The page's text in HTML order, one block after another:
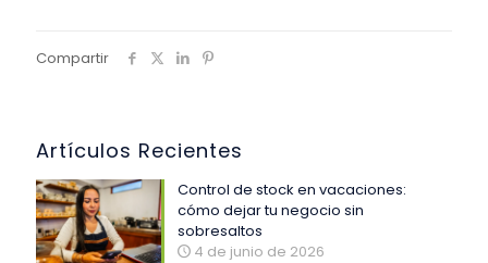
Compartir
Artículos Recientes
Control de stock en vacaciones:
cómo dejar tu negocio sin
sobresaltos
4 de junio de 2026